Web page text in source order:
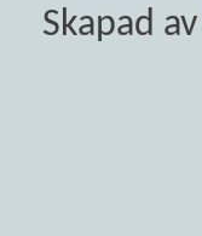
Skapad